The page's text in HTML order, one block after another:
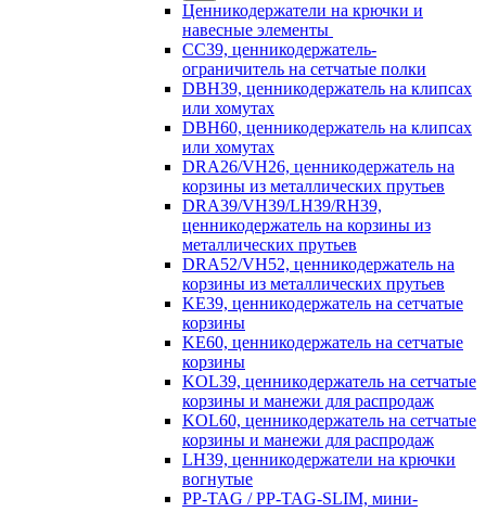
Ценникодержатели на крючки и
навесные элементы
CC39, ценникодержатель-
ограничитель на сетчатые полки
DBH39, ценникодержатель на клипсах
или хомутах
DBH60, ценникодержатель на клипсах
или хомутах
DRA26/VH26, ценникодержатель на
корзины из металлических прутьев
DRA39/VH39/LH39/RH39,
ценникодержатель на корзины из
металлических прутьев
DRA52/VH52, ценникодержатель на
корзины из металлических прутьев
KE39, ценникодержатель на сетчатые
корзины
KE60, ценникодержатель на сетчатые
корзины
KOL39, ценникодержатель на сетчатые
корзины и манежи для распродаж
KOL60, ценникодержатель на сетчатые
корзины и манежи для распродаж
LH39, ценникодержатели на крючки
вогнутые
PP-TAG / PP-TAG-SLIM, мини-